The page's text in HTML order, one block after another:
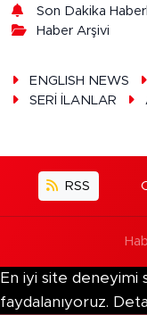
Son Dakika
Haber Arşivi
ENGLISH NEWS
SERİ İLANLAR
RSS
En iyi site deneyimi
faydalanıyoruz.